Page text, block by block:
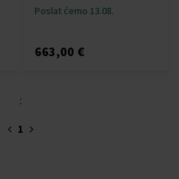
Poslat ćemo 13.08.
663,00 €
:
1